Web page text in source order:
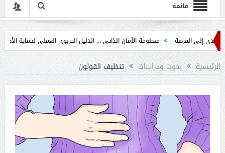
قائمة
الفرصة منظومة الأمان الذاتي ... الدليل التربوي العملي لحماية الأطفال في
الرئيسية بحوث ودراسات تنظيف القولون